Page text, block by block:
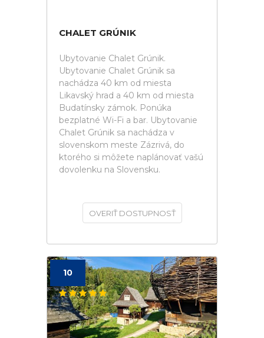
CHALET GRÚNIK
Ubytovanie Chalet Grúnik.
Ubytovanie Chalet Grúnik sa
nachádza 40 km od miesta
Likavský hrad a 40 km od miesta
Budatínsky zámok. Ponúka
bezplatné Wi-Fi a bar. Ubytovanie
Chalet Grúnik sa nachádza v
slovenskom meste Zázrivá, do
ktorého si môžete naplánovať vašú
dovolenku na Slovensku.
OVERIŤ DOSTUPNOSŤ
10